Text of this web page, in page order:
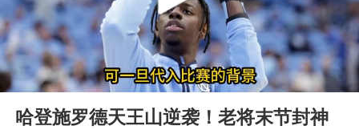
上海有出现龙卷潜势
国足U17与阿森纳决赛取消 并列冠军
《龙餐馆》 冲奖
上门女婿出轨女邻居多年被判重婚罪
Play
00:00 04:05
哈登施罗德天王山逆袭！老将末节封神